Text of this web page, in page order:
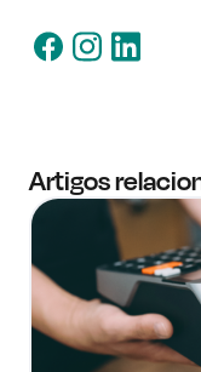
Artigos